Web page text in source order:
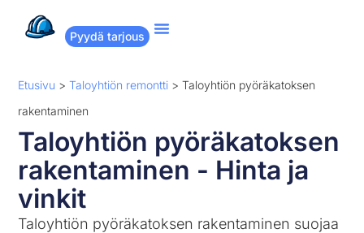
Pyydä tarjous
Etusivu >Taloyhtiön remontti >Taloyhtiön pyöräkatoksen
rakentaminen
Taloyhtiön pyöräkatoksen
rakentaminen - Hinta ja
vinkit
Taloyhtiön pyöräkatoksen rakentaminen suojaa